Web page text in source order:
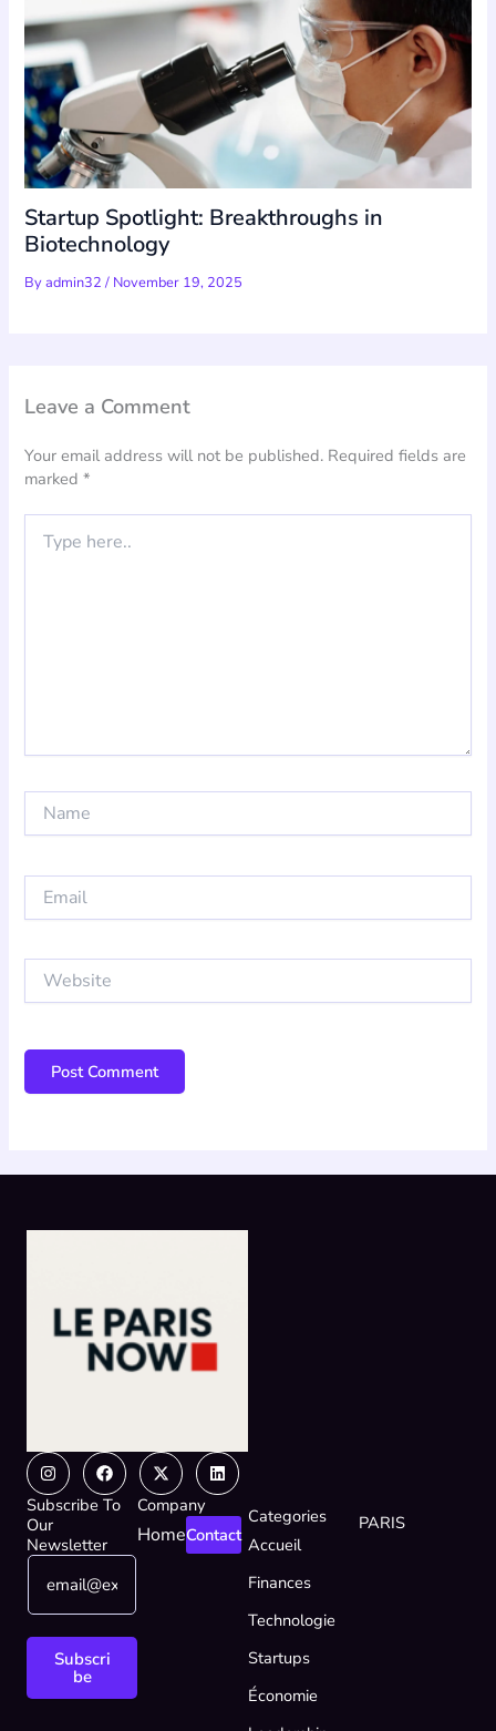
Startup Spotlight: Breakthroughs in
Biotechnology
Byadmin32/ November 19, 2025
Leave a Comment
Your email address will not be published. Required fields are
marked*
here..
Email
Website
InstagramFacebook
X-
twitter
Linkedin
Subscribe To
Our
Newsletter
E
a
i
E
E
a
Subscri
be
Company
HomeContact
Categories
Accueil
Finances
Technologie
Startups
Économie
PARIS